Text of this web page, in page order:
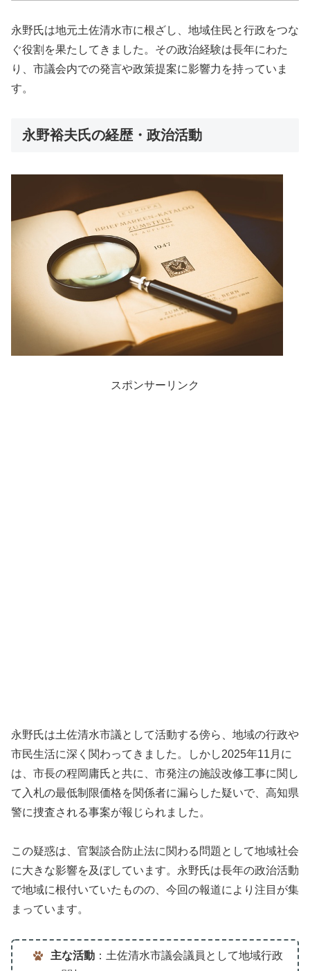
永野氏は地元土佐清水市に根ざし、地域住民と行政をつな
ぐ役割を果たしてきました。その政治経験は長年にわた
り、市議会内での発言や政策提案に影響力を持っていま
す。
永野裕夫氏の経歴・政治活動
スポンサーリンク
永野氏は土佐清水市議として活動する傍ら、地域の行政や
市民生活に深く関わってきました。しかし2025年11月に
は、市長の程岡庸氏と共に、市発注の施設改修工事に関し
て入札の最低制限価格を関係者に漏らした疑いで、高知県
警に捜査される事案が報じられました。
この疑惑は、官製談合防止法に関わる問題として地域社会
に大きな影響を及ぼしています。永野氏は長年の政治活動
で地域に根付いていたものの、今回の報道により注目が集
まっています。
主な活動：土佐清水市議会議員として地域行政